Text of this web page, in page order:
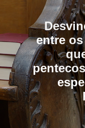
entre